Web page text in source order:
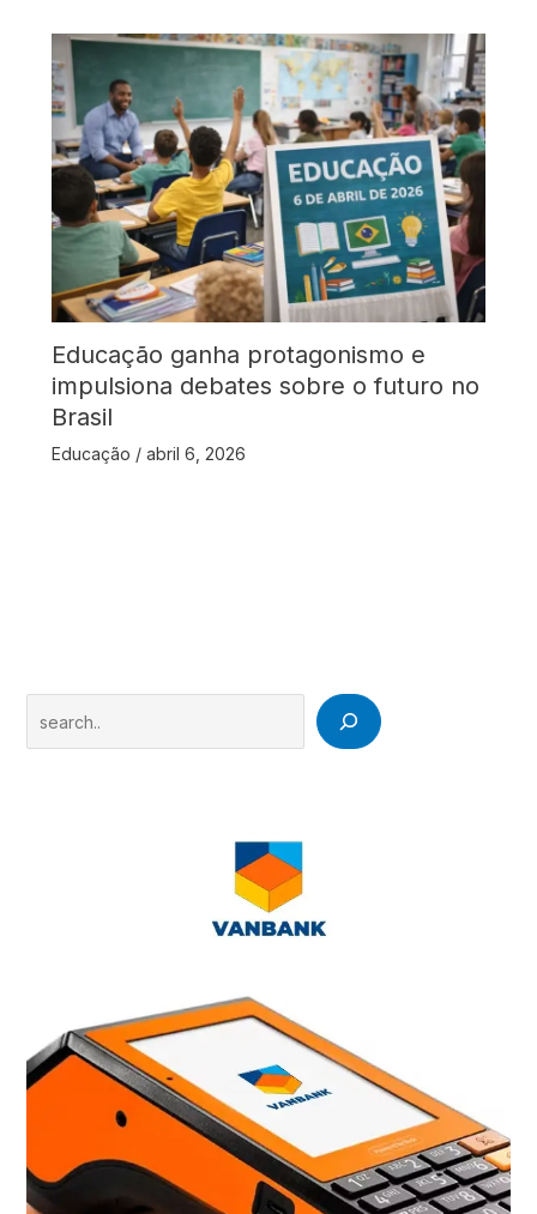
Educação ganha protagonismo e
impulsiona debates sobre o futuro no
Brasil
Educação / abril 6, 2026